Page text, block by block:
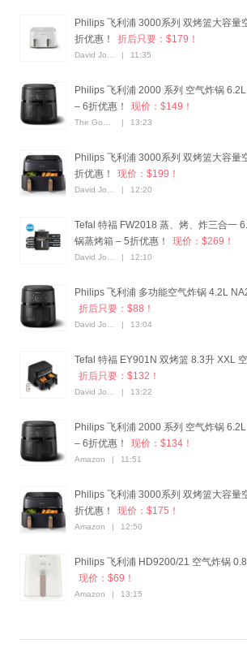
Philips 飞利浦 3000系列 双烤篮大容量
折优惠！
折后只要：$179！
| 11:35
Philips 飞利浦 2000 系列 空气炸锅
– 6折优惠！
现价：$149！
| 13:23
Philips 飞利浦 3000系列 双烤篮大容量
折优惠！
现价：$199！
| 12:20
Tefal 特福 FW2018 蒸、烤、炸三合一
锅蒸烤箱 – 5折优惠！
现价：$269！
| 12:10
Philips 飞利浦 多功能空气炸锅 4.2L
折后只要：$88！
| 13:04
Tefal 特福 EY901N 双烤篮 8.3升 XXL
折后只要：$132！
| 13:22
Philips 飞利浦 2000 系列 空气炸锅
– 6折优惠！
现价：$134！
Amazon | 11:51
Philips 飞利浦 3000系列 双烤篮大容量
折优惠！
现价：$175！
Amazon | 12:50
Philips 飞利浦 HD9200/21 空气炸锅
现价：$69！
Amazon | 13:15